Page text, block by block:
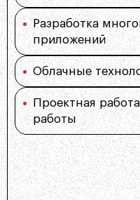
Разработка
приложений
Облачные
Проектная
работы